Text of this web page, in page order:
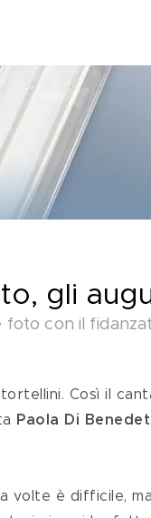
gli
foto con il
Così il
Paola Di